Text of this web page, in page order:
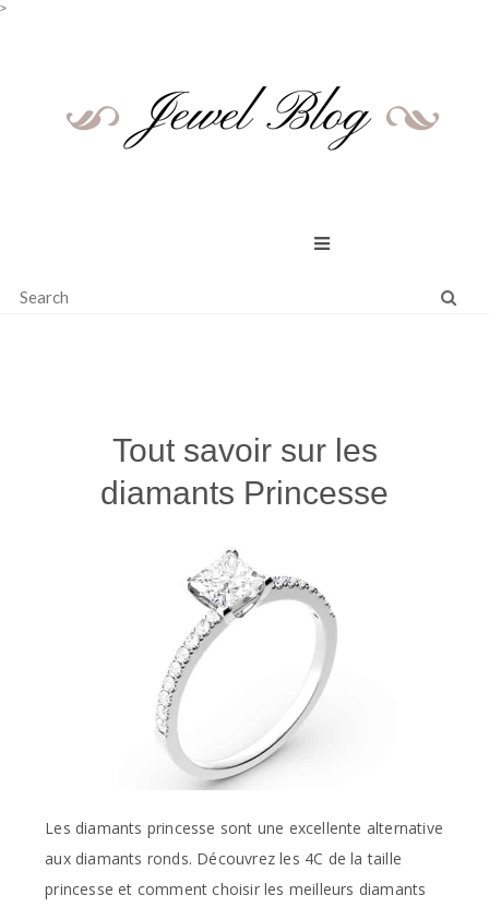
>
Tout savoir sur les
diamants Princesse
Les diamants princesse sont une excellente alternative
aux diamants ronds. Découvrez les 4C de la taille
princesse et comment choisir les meilleurs diamants